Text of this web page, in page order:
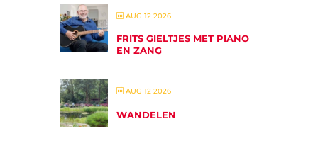
AUG 12 2026
FRITS GIELTJES MET PIANO
EN ZANG
AUG 12 2026
WANDELEN